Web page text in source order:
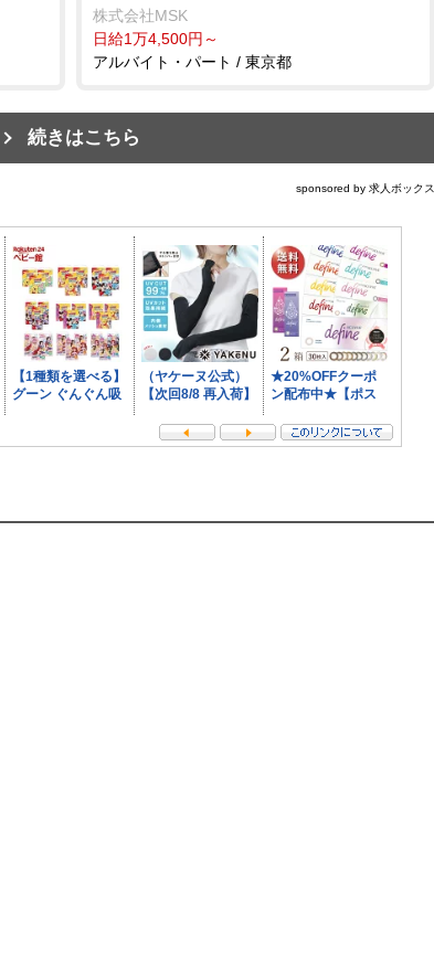
株式会社MSK
日給1万4,500円～
アルバイト・パート / 東京都
続きはこちら
sponsored by 求人ボックス